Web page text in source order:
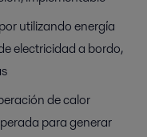
utilizando energía
electricidad a bordo,
de calor
para generar